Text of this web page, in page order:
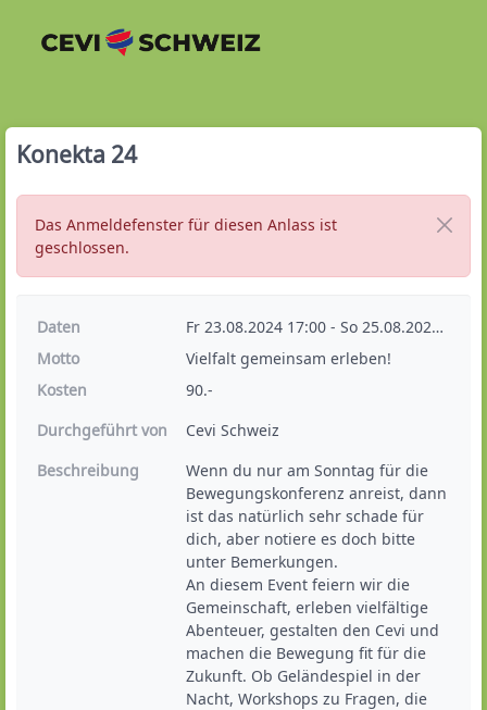
Konekta 24
Das Anmeldefenster für diesen Anlass ist
geschlossen.
Daten
Fr 23.08.2024 17:00 - So 25.08.2024 17:00
Motto
Vielfalt gemeinsam erleben!
Kosten
90.-
Durchgeführt von
Cevi Schweiz
Beschreibung
Wenn du nur am Sonntag für die
Bewegungskonferenz anreist, dann
ist das natürlich sehr schade für
dich, aber notiere es doch bitte
unter Bemerkungen.
An diesem Event feiern wir die
Gemeinschaft, erleben vielfältige
Abenteuer, gestalten den Cevi und
machen die Bewegung fit für die
Zukunft. Ob Geländespiel in der
Nacht, Workshops zu Fragen, die